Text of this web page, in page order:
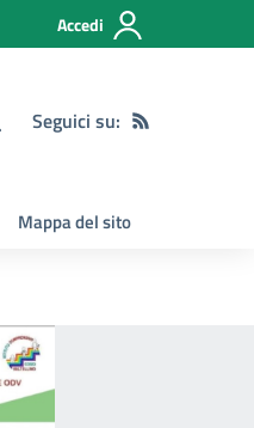
Accedi
Seguici su:
Mappa del sito